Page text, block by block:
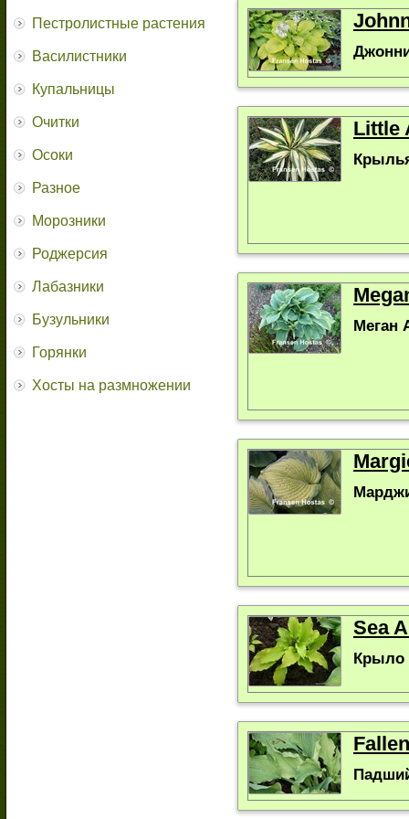
Пестролистные растения
Василистники
Купальницы
Очитки
Осоки
Разное
Морозники
Роджерсия
Лабазники
Бузульники
Горянки
Хосты на размножении
Little
Меган
Sea
Крыло